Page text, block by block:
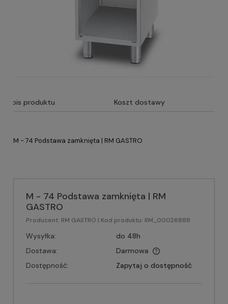
Opis produktu Koszt dostawy
M - 74 Podstawa zamknięta | RM GASTRO
M - 74 Podstawa zamknięta | RM
GASTRO
Producent: RM GASTRO | Kod produktu: RM_00026888
Wysyłka:
do 48h
Dostawa:
Darmowa
Dostępność:
Zapytaj o dostępność